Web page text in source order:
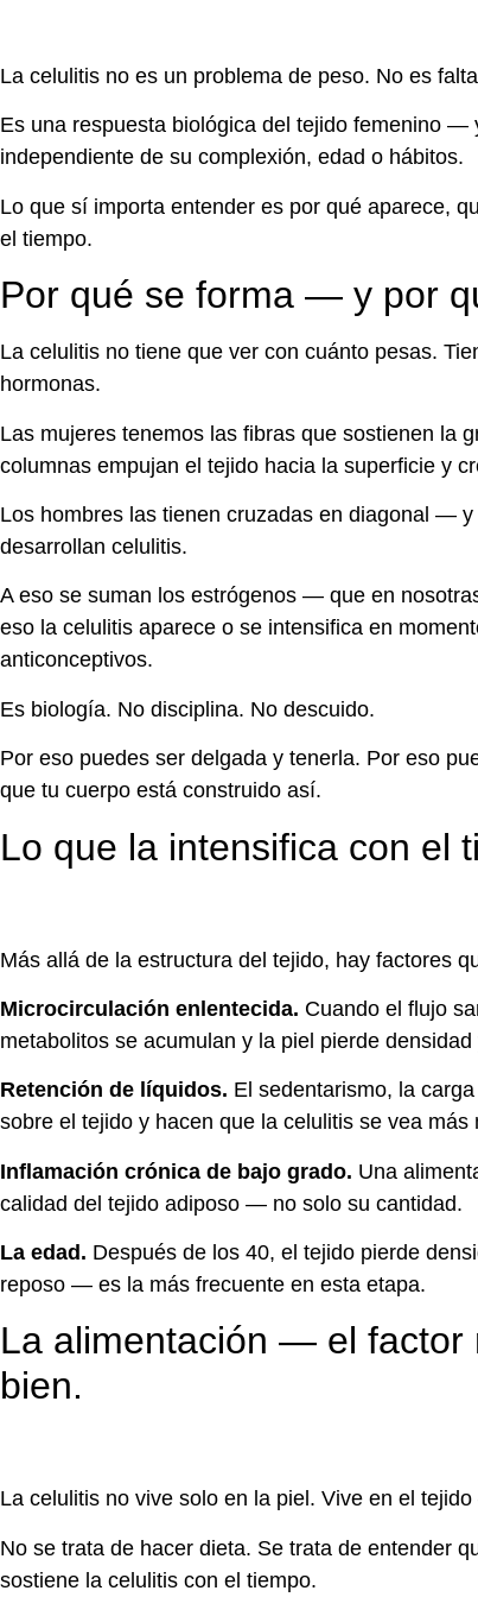
La celulitis no es un problema de peso. No es
Es una respuesta biológica del tejido femenino
independiente de su complexión, edad o hábitos.
Lo que sí importa entender es por qué aparece,
el tiempo.
Por qué se forma — y por
La celulitis no tiene que ver con cuánto pesas.
hormonas.
Las mujeres tenemos las fibras que sostienen la
columnas empujan el tejido hacia la superficie y
Los hombres las tienen cruzadas en diagonal —
desarrollan celulitis.
A eso se suman los estrógenos — que en
eso la celulitis aparece o se intensifica en
anticonceptivos.
Es biología. No disciplina. No descuido.
Por eso puedes ser delgada y tenerla. Por eso
que tu cuerpo está construido así.
Lo que la intensifica con el
Más allá de la estructura del tejido, hay factores
Microcirculación enlentecida. Cuando el flujo
metabolitos se acumulan y la piel pierde
Retención de líquidos. El sedentarismo, la
sobre el tejido y hacen que la celulitis se vea más
Inflamación crónica de bajo grado. Una
calidad del tejido adiposo — no solo su cantidad.
La edad. Después de los 40, el tejido pierde
reposo — es la más frecuente en esta etapa.
La alimentación — el factor
bien.
La celulitis no vive solo en la piel. Vive en el
No se trata de hacer dieta. Se trata de entender
sostiene la celulitis con el tiempo.